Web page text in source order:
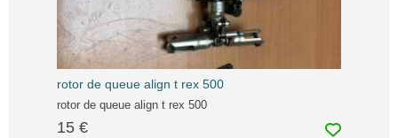
rotor de queue align t rex 500
rotor de queue align t rex 500
15 €